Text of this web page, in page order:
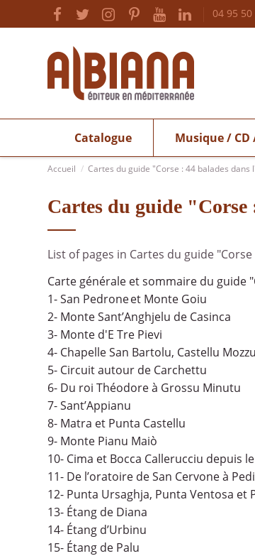
04 95 50
Catalogue Musique / CD
Accueil Cartes du guide "Corse : 44 balades dans
Cartes du guide "Corse
List of pages in Cartes du guide
Carte générale et sommaire du guide
1- San Pedrone et Monte Goiu
2- Monte Sant’Anghjelu de Casinca
3- Monte d'E Tre Pievi
4- Chapelle San Bartolu, Castellu
5- Circuit autour de Carchettu
6- Du roi Théodore à Grossu Minutu
7- Sant’Appianu
8- Matra et Punta Castellu
9- Monte Pianu Maiò
10- Cima et Bocca Callerucciu depuis
11- De l’oratoire de San Cervone à
12- Punta Ursaghja, Punta Ventosa et
13- Étang de Diana
14- Étang d’Urbinu
15- Étang de Palu